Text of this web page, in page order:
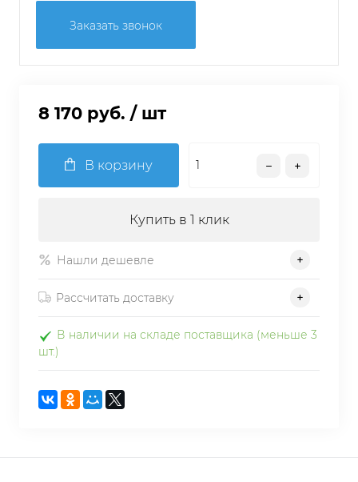
Заказать звонок
8 170 руб. / шт
В корзину
Купить в 1 клик
Нашли дешевле
Рассчитать доставку
В наличии на складе поставщика (меньше 3
шт.)